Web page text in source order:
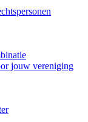
jouw vereniging